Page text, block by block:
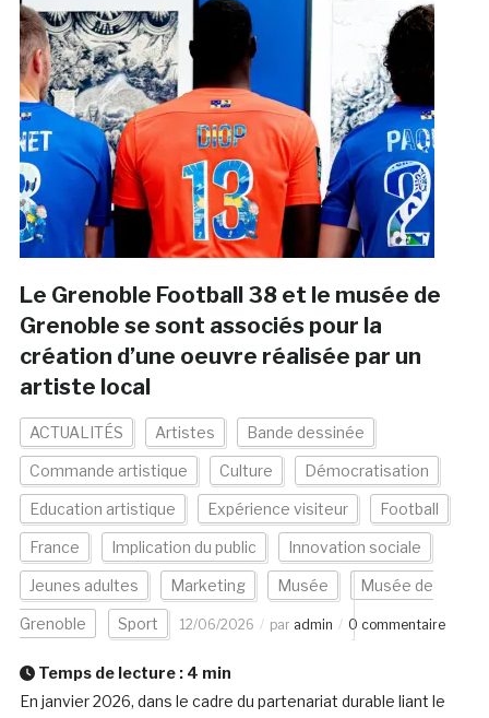
Le Grenoble Football 38 et le musée de
Grenoble se sont associés pour la
création d’une oeuvre réalisée par un
artiste local
ACTUALITÉS Artistes Bande dessinée
Commande artistique Culture Démocratisation
Education artistique Expérience visiteur Football
France Implication du public Innovation sociale
Jeunes adultes Marketing Musée Musée de
Grenoble Sport 12/06/2026 par admin 0 commentaire
Temps de lecture : 4 min
En janvier 2026, dans le cadre du partenariat durable liant le